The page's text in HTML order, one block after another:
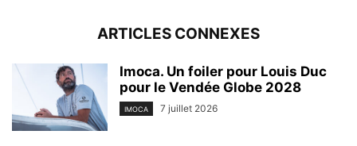
ARTICLES CONNEXES
Imoca. Un foiler pour Louis Duc
pour le Vendée Globe 2028
IMOCA 7 juillet 2026